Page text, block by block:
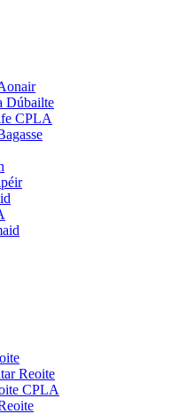
Dúbailte
CPLA
Reoite
CPLA